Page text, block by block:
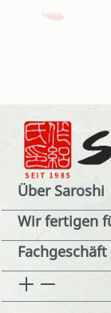
Über Saroshi
Wir fertigen
Fachgeschäft